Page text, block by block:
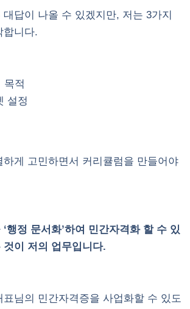
답이 나올 수 있겠지만, 저는 3가지
합니다.
목적
설정
하게 고민하면서 커리큘럼을 만들어야
행정 문서화’하여 민간자격화 할 수 있
것이 저의 업무입니다.
표님의 민간자격증을 사업화할 수 있도